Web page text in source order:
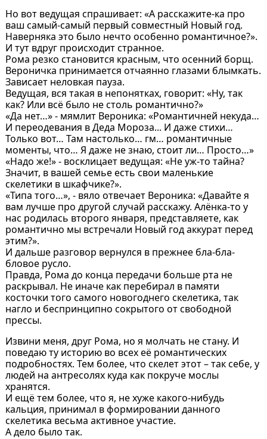
Но вот ведущая спрашивает: «А расскажите-ка про
ваш самый-самый первый совместный Новый год.
Наверняка это было нечто особенно романтичное?».
И тут вдруг происходит странное.
Рома резко становится красным, что осенний борщ.
Вероничка принимается отчаянно глазами блымкать.
Зависает неловкая пауза.
Ведущая, вся такая в непонятках, говорит: «Ну, так
как? Или всё было не столь романтично?»
«Да нет…» - мямлит Вероника: «Романтичней некуда…
И переодевания в Деда Мороза... И даже стихи…
Только вот… Там настолько… гм… романтичные
моменты, что… Я даже не знаю, стоит ли… Просто…»
«Надо же!» - восклицает ведущая: «Не уж-то тайна?
Значит, в вашей семье есть свои маленькие
скелетики в шкафчике?».
«Типа того…», - вяло отвечает Вероника: «Давайте я
вам лучше про другой случай расскажу. Алёнка-то у
нас родилась второго января, представляете, как
романтично мы встречали Новый год аккурат перед
этим?».
И дальше разговор вернулся в прежнее бла-бла-
бловое русло.
Правда, Рома до конца передачи больше рта не
раскрывал. Не иначе как перебирал в памяти
косточки того самого новогоднего скелетика, так
нагло и беспринципно сокрытого от свободной
прессы.
Извини меня, друг Рома, но я молчать не стану. И
поведаю ту историю во всех её романтических
подробностях. Тем более, что скелет этот – так себе, у
людей на антресолях куда как покруче мослы
хранятся.
И ещё тем более, что я, не хуже какого-нибудь
кальция, принимал в формировании данного
скелетика весьма активное участие.
А дело было так.